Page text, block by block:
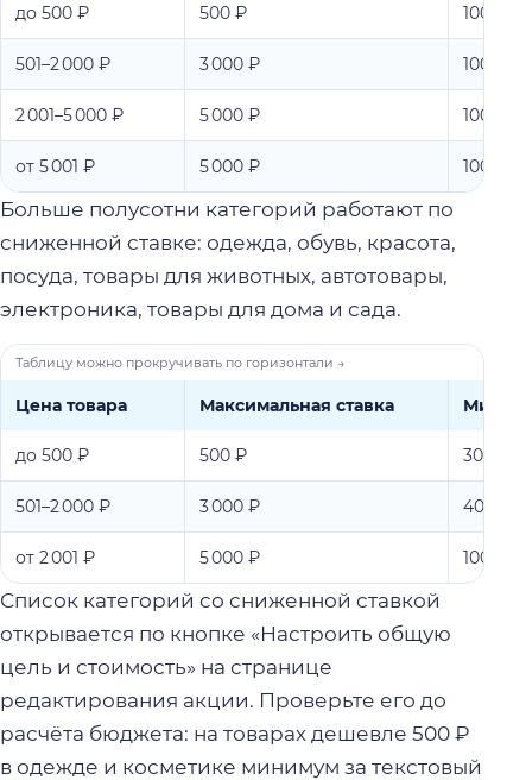
до 500 ₽ 500 ₽ 100 /
501–2 000 ₽ 3 000 ₽ 100 /
2 001–5 000 ₽ 5 000 ₽ 100 /
от 5 001 ₽ 5 000 ₽ 100 /
Больше полусотни категорий работают по
сниженной ставке: одежда, обувь, красота,
посуда, товары для животных, автотовары,
электроника, товары для дома и сада.
Цена товара Максимальная ставка
до 500 ₽ 500 ₽ 30 / 15 /
501–2 000 ₽ 3 000 ₽ 40 / 20
от 2 001 ₽ 5 000 ₽ 100 /
Список категорий со сниженной ставкой
открывается по кнопке «Настроить общую
цель и стоимость» на странице
редактирования акции. Проверьте его до
расчёта бюджета: на товарах дешевле 500 ₽
в одежде и косметике минимум за текстовый